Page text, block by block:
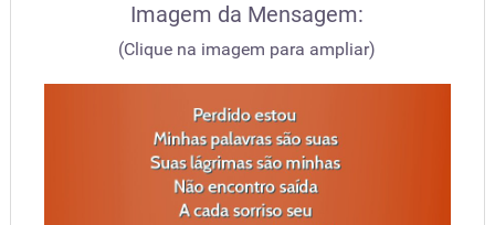
Imagem da Mensagem:
(Clique na imagem para ampliar)